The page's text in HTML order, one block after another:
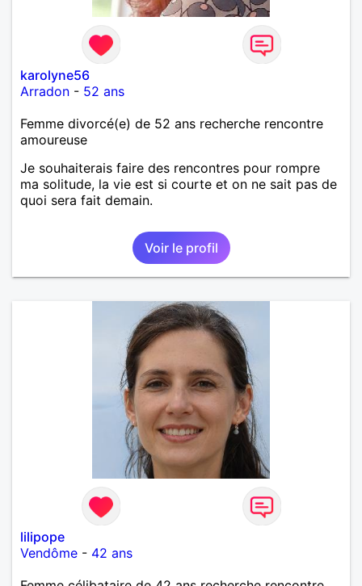
karolyne56
Arradon - 52 ans
Femme divorcé(e) de 52 ans recherche rencontre
amoureuse
Je souhaiterais faire des rencontres pour rompre
ma solitude, la vie est si courte et on ne sait pas de
quoi sera fait demain.
Voir le profil
lilipope
Vendôme - 42 ans